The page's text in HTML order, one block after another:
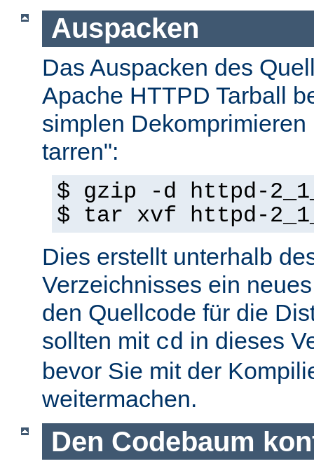
Auspacken
Das Auspacken des
Apache HTTPD Tarball
simplen
tarren":
$ gzip -d httpd-
$ tar xvf httpd-
Dies erstellt unterhalb
Verzeichnisses ein
den Quellcode für die
sollten mit cd in dieses
bevor Sie mit der
weitermachen.
Den Codebaum